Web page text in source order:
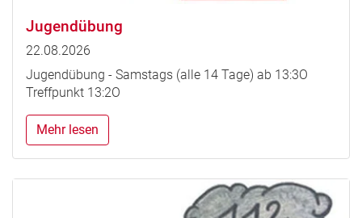
Jugendübung
22.08.2026
Jugendübung - Samstags (alle 14 Tage) ab 13:3O
Treffpunkt 13:2O
Mehr lesen